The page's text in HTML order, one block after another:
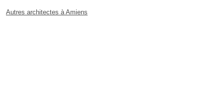
Autres architectes à Amiens